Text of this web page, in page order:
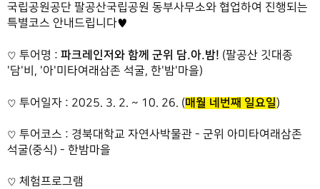
국립공원공단 팔공산국립공원 동부사무소와 협업하여 진행되는
특별코스 안내드립니다♥
♡ 투어명 : 파크레인저와 함께 군위 담.아.밤! (팔공산 깃대종
'담'비, '아'미타여래삼존 석굴, 한'밤'마을)
♡ 투어일자 : 2025. 3. 2. ~ 10. 26. (매월 네번째 일요일)
♡ 투어코스 : 경북대학교 자연사박물관 - 군위 아미타여래삼존
석굴(중식) - 한밤마을
♡ 체험프로그램